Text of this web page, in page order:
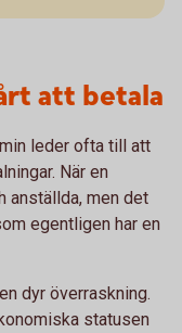
att betala
leder ofta till att
När en
anställda, men det
egentligen har en
dyr överraskning.
statusen